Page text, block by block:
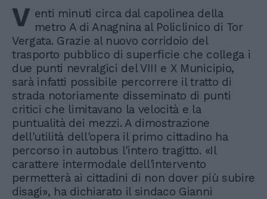
V enti minuti circa dal capolinea della
metro A di Anagnina al Policlinico di Tor
Vergata. Grazie al nuovo corridoio del
trasporto pubblico di superficie che collega i
due punti nevralgici del VIII e X Municipio,
sarà infatti possibile percorrere il tratto di
strada notoriamente disseminato di punti
critici che limitavano la velocità e la
puntualità dei mezzi. A dimostrazione
dell'utilità dell'opera il primo cittadino ha
percorso in autobus l'intero tragitto. «Il
carattere intermodale dell'intervento
permetterà ai cittadini di non dover più subire
disagi», ha dichiarato il sindaco Gianni